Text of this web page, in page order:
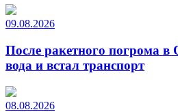
09.08.2026
После ракетного погрома в
вода и встал транспорт
08.08.2026